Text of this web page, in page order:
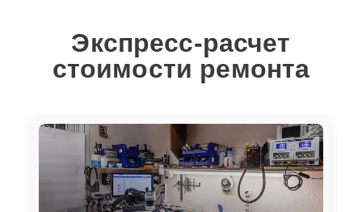
Экспресс-расчет
стоимости ремонта